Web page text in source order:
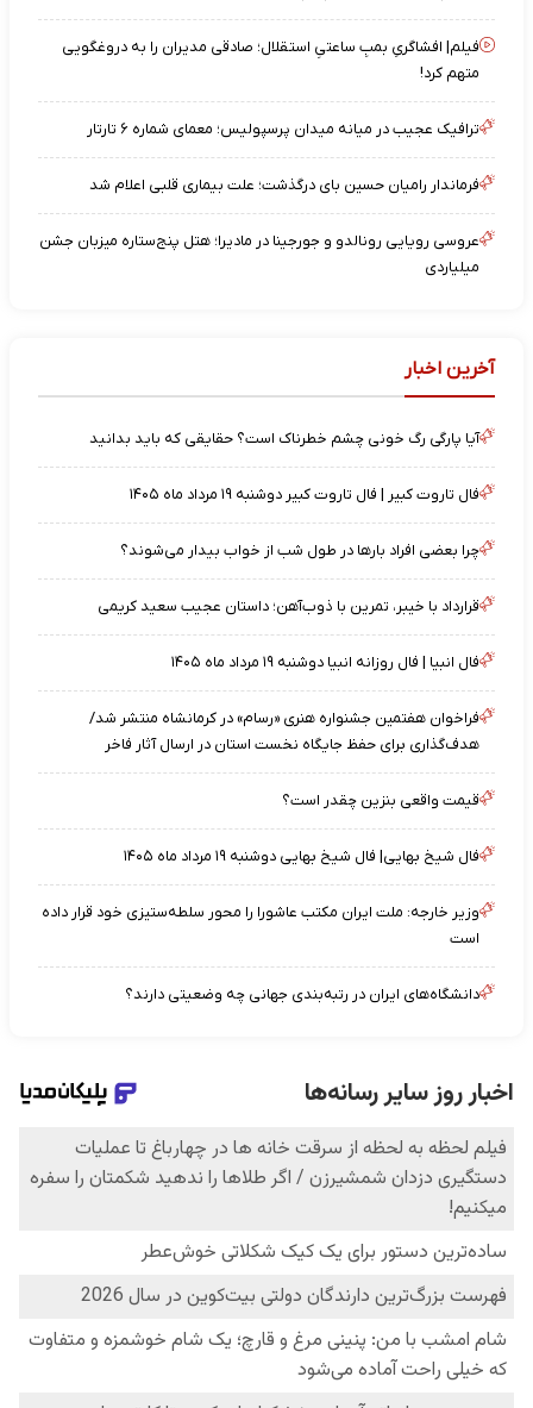
فیلم| افشاگریِ بمبِ ساعتیِ استقلال؛ صادقی مدیران را به دروغگویی
متهم کرد!
ترافیک عجیب در میانه میدان پرسپولیس؛ معمای شماره ۶ تارتار
فرماندار رامیان حسین بای درگذشت؛ علت بیماری قلبی اعلام شد
عروسی رویایی رونالدو و جورجینا در مادیرا؛ هتل پنج‌ستاره میزبان جشن
میلیاردی
آخرین اخبار
آیا پارگی رگ خونی چشم خطرناک است؟ حقایقی که باید بدانید
فال تاروت کبیر | فال تاروت کبیر دوشنبه ۱۹ مرداد ماه ۱۴۰۵
چرا بعضی افراد بارها در طول شب از خواب بیدار می‌شوند؟
قرارداد با خیبر، تمرین با ذوب‌آهن؛ داستان عجیب سعید کریمی
فال انبیا | فال روزانه انبیا دوشنبه ۱۹ مرداد ماه ۱۴۰۵
فراخوان هفتمین جشنواره هنری «رسام» در کرمانشاه منتشر شد/
هدف‌گذاری برای حفظ جایگاه نخست استان در ارسال آثار فاخر
قیمت واقعی بنزین چقدر است؟
فال شیخ بهایی| فال شیخ بهایی دوشنبه ۱۹ مرداد ماه ۱۴۰۵
وزیر خارجه: ملت ایران مکتب عاشورا را محور سلطه‌ستیزی خود قرار داده
است
دانشگاه‌های ایران در رتبه‌بندی جهانی چه وضعیتی دارند؟